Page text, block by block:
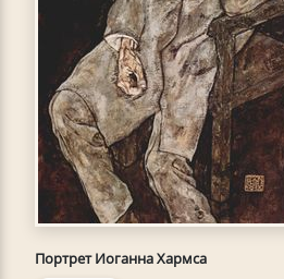
Портрет Иоганна Хармса